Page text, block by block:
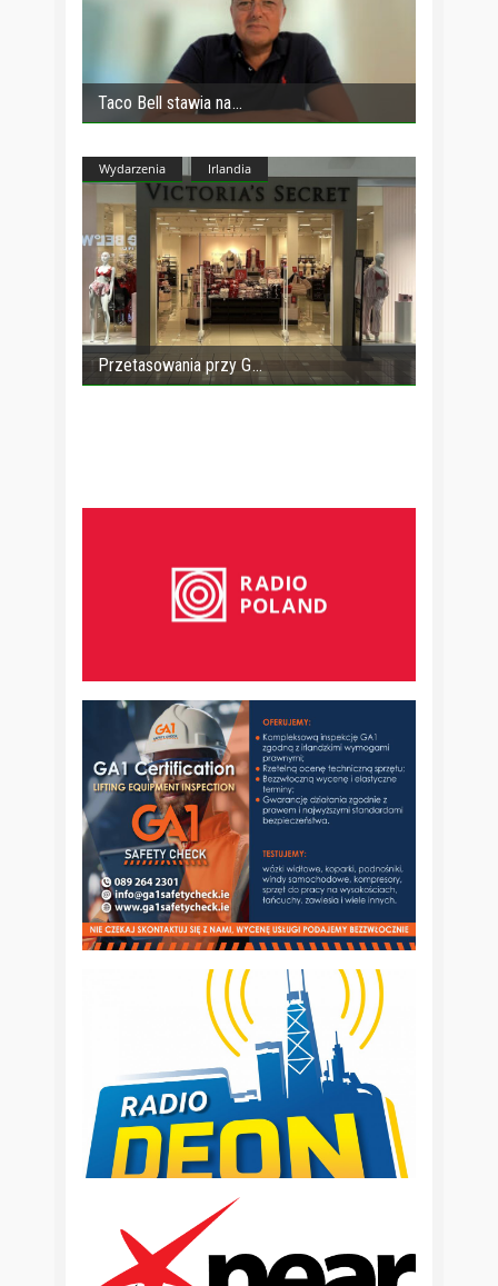
Taco Bell stawia na
Wydarzenia Irlandia
Przetasowania przy G